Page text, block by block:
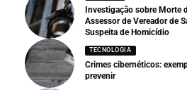
Investigação sobre Morte
Assessor de Vereador de
Suspeita de Homicídio
TECNOLOGIA
Crimes cibernéticos:
prevenir